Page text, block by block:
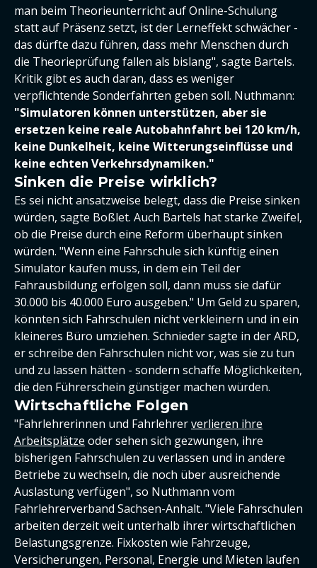
man beim Theorieunterricht auf Online-Schulung
statt auf Präsenz setzt, ist der Lerneffekt schwächer -
das dürfte dazu führen, dass mehr Menschen durch
die Theorieprüfung fallen als bislang", sagte Bartels.
Kritik gibt es auch daran, dass es weniger
verpflichtende Sonderfahrten geben soll. Nuthmann:
"Simulatoren können unterstützen, aber sie
ersetzen keine reale Autobahnfahrt bei 120 km/h,
keine Dunkelheit, keine Witterungseinflüsse und
keine echten Verkehrsdynamiken."
Sinken die Preise wirklich?
Es sei nicht ansatzweise belegt, dass die Preise sinken
würden, sagte Boßlet. Auch Bartels hat starke Zweifel,
ob die Preise durch eine Reform überhaupt sinken
würden. "Wenn eine Fahrschule sich künftig einen
Simulator kaufen muss, in dem ein Teil der
Fahrausbildung erfolgen soll, dann muss sie dafür
30.000 bis 40.000 Euro ausgeben." Um Geld zu sparen,
könnten sich Fahrschulen nicht verkleinern und in ein
kleineres Büro umziehen. Schnieder sagte in der ARD,
er schreibe den Fahrschulen nicht vor, was sie zu tun
und zu lassen hätten - sondern schaffe Möglichkeiten,
die den Führerschein günstiger machen würden.
Wirtschaftliche Folgen
"Fahrlehrerinnen und Fahrlehrerverlieren ihre
Arbeitsplätze oder sehen sich gezwungen, ihre
bisherigen Fahrschulen zu verlassen und in andere
Betriebe zu wechseln, die noch über ausreichende
Auslastung verfügen", so Nuthmann vom
Fahrlehrerverband Sachsen-Anhalt. "Viele Fahrschulen
arbeiten derzeit weit unterhalb ihrer wirtschaftlichen
Belastungsgrenze. Fixkosten wie Fahrzeuge,
Versicherungen, Personal, Energie und Mieten laufen